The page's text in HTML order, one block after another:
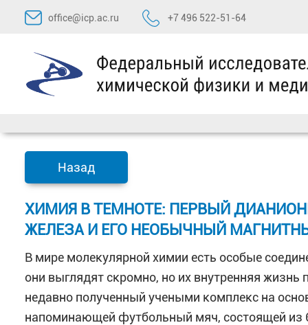
Перейти
содержимому
office@icp.ac.ru +7 496 522-51-64
Назад
ХИМИЯ В ТЕМНОТЕ: ПЕРВЫЙ
ЖЕЛЕЗА И ЕГО НЕОБЫЧНЫЙ
В мире молекулярной химии есть особые
они выглядят скромно, но их внутренняя
недавно полученный учеными комплекс на
напоминающей футбольный мяч, состоящей из